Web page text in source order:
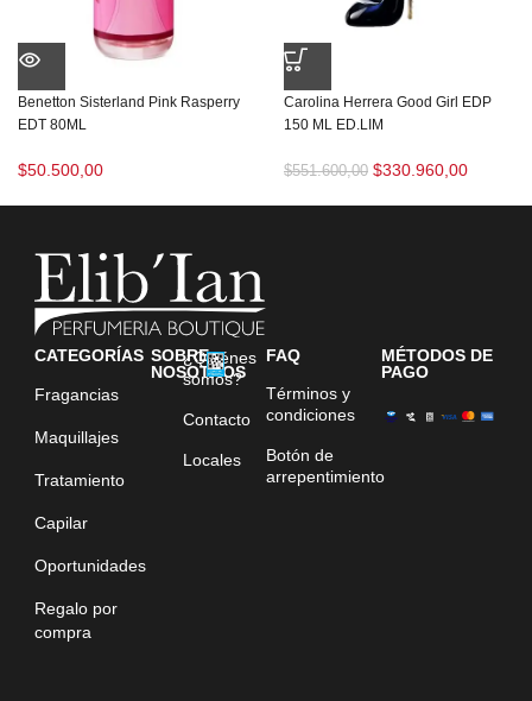
Benetton Sisterland Pink Rasperry
EDT 80ML
$50.500,00
Carolina Herrera Good Girl EDP
150 ML ED.LIM
$551.600,00 $330.960,00
CATEGORÍAS
Fragancias
Maquillajes
Tratamiento
Capilar
Oportunidades
Regalo por
compra
SOBRE
NOSOTROS
¿Quiénes
somos?
Contacto
Locales
FAQ
Términos y
condiciones
Botón de
arrepentimiento
MÉTODOS DE
PAGO